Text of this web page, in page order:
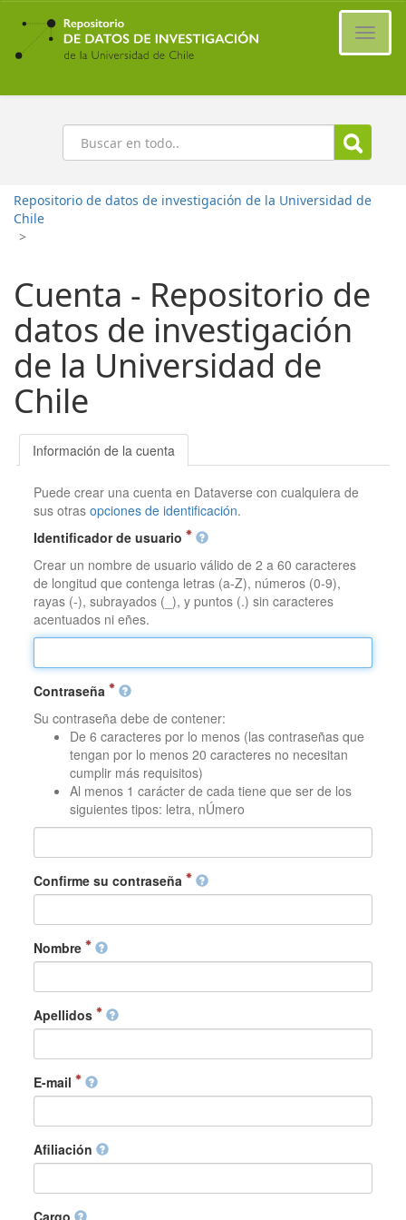
Ir
contenido
principal
Buscar
Repositorio de datos de investigación de la Universidad de
Chile
>
Cuenta - Repositorio de
datos de investigación
de la Universidad de
Chile
Información de la cuenta
Puede crear una cuenta en Dataverse con cualquiera de
sus otrasopciones de identificación.
Identificador de usuario
Crear un nombre de usuario válido de 2 a 60 caracteres
de longitud que contenga letras (a-Z), números (0-9),
rayas (-), subrayados (_), y puntos (.) sin caracteres
acentuados ni eñes.
Contraseña
Su contraseña debe de contener:
De 6 caracteres por lo menos (las contraseñas que
tengan por lo menos 20 caracteres no necesitan
cumplir más requisitos)
Al menos 1 carácter de cada tiene que ser de los
siguientes tipos: letra, nÚmero
Confirme su contraseña
Nombre
Apellidos
E-mail
Afiliación
Cargo